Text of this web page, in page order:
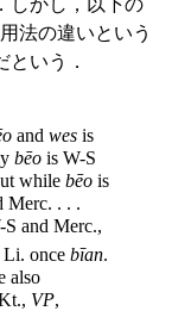
法の違いという
いう．
and wes is
bēo is W-S
while bēo is
Merc. . . .
S and Merc.,
Li. once bīan.
also
VP,